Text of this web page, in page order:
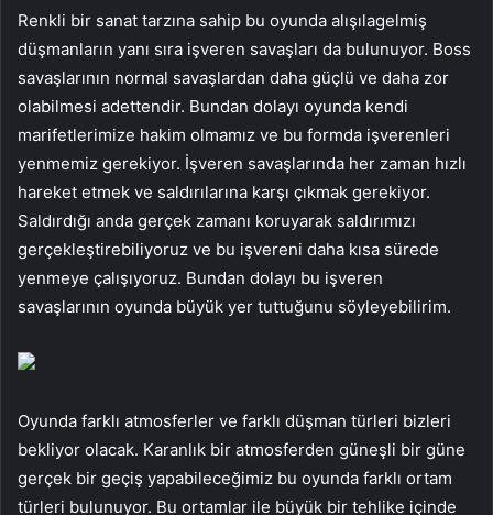
Renkli bir sanat tarzına sahip bu oyunda alışılagelmiş
düşmanların yanı sıra işveren savaşları da bulunuyor. Boss
savaşlarının normal savaşlardan daha güçlü ve daha zor
olabilmesi adettendir. Bundan dolayı oyunda kendi
marifetlerimize hakim olmamız ve bu formda işverenleri
yenmemiz gerekiyor. İşveren savaşlarında her zaman hızlı
hareket etmek ve saldırılarına karşı çıkmak gerekiyor.
Saldırdığı anda gerçek zamanı koruyarak saldırımızı
gerçekleştirebiliyoruz ve bu işvereni daha kısa sürede
yenmeye çalışıyoruz. Bundan dolayı bu işveren
savaşlarının oyunda büyük yer tuttuğunu söyleyebilirim.
Oyunda farklı atmosferler ve farklı düşman türleri bizleri
bekliyor olacak. Karanlık bir atmosferden güneşli bir güne
gerçek bir geçiş yapabileceğimiz bu oyunda farklı ortam
türleri bulunuyor. Bu ortamlar ile büyük bir tehlike içinde